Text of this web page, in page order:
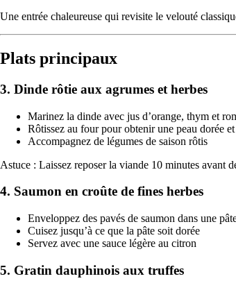
Une entrée chaleureuse qui revisite le velouté
Plats principaux
3. Dinde rôtie aux agrumes et herbes
Marinez la dinde avec jus d’orange, thym et
Rôtissez au four pour obtenir une peau dorée
Accompagnez de légumes de saison rôtis
Astuce : Laissez reposer la viande 10 minutes avant
4. Saumon en croûte de fines herbes
Enveloppez des pavés de saumon dans une
Cuisez jusqu’à ce que la pâte soit dorée
Servez avec une sauce légère au citron
5. Gratin dauphinois aux truffes